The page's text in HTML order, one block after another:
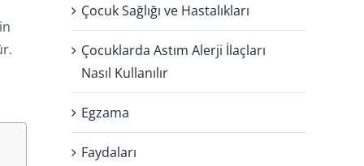
Çocuk Sağlığı ve Hastalıkları
Çocuklarda Astım Alerji İlaçları
Nasıl Kullanılır
Egzama
Faydaları